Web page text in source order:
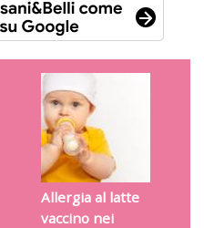
Allergia al latte
vaccino nei